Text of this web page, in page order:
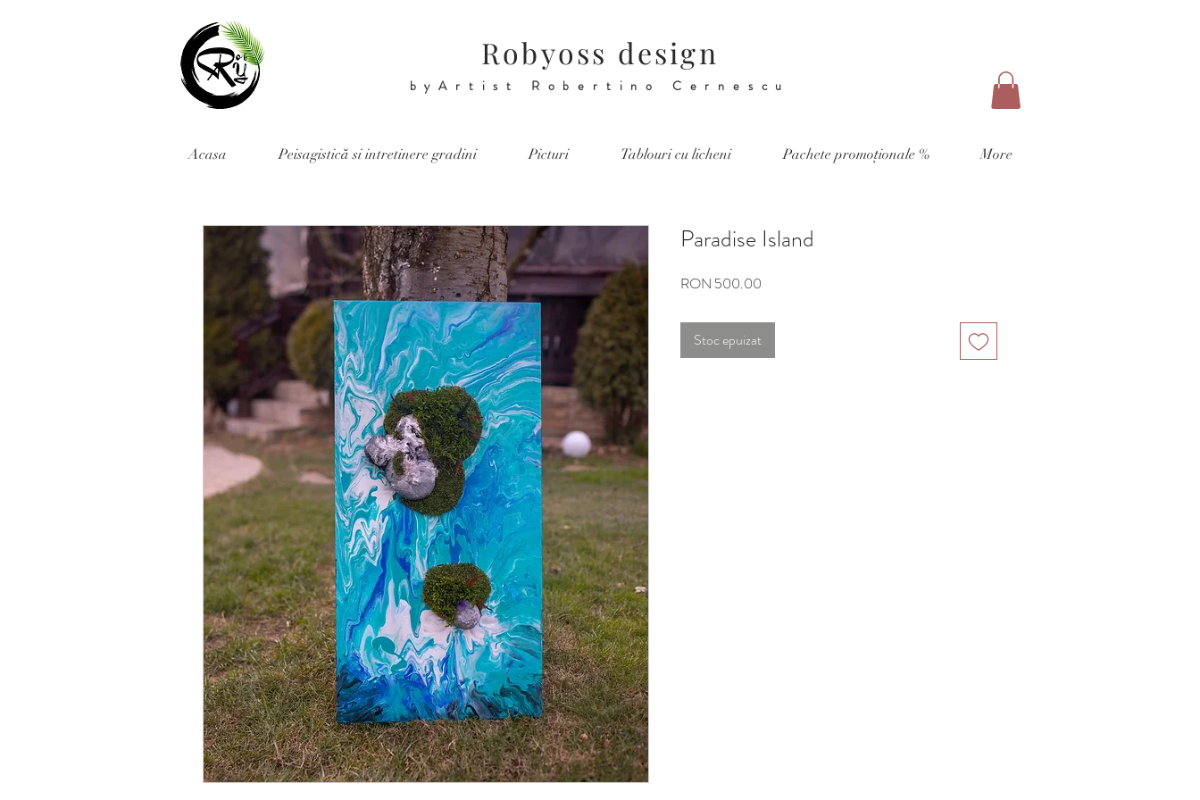
Robyoss design
byArtist Robertino Cernescu
Acasa Peisagistică si intretinere gradini Picturi Tablouri cu licheni Pachete promoționale % More
Paradise Island
RON 500.00
Stoc epuizat